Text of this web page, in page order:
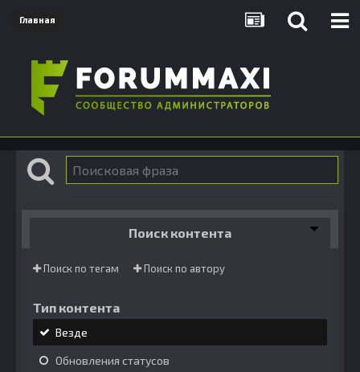
Главная
Поиск контента
Поиск по тегам Поиск по автору
Тип контента
Везде
Обновления статусов